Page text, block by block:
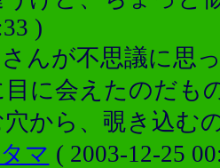
)
んが不思議に思
目に会えたのだ
穴から、覗き込む
タマ ( 2003-12-25